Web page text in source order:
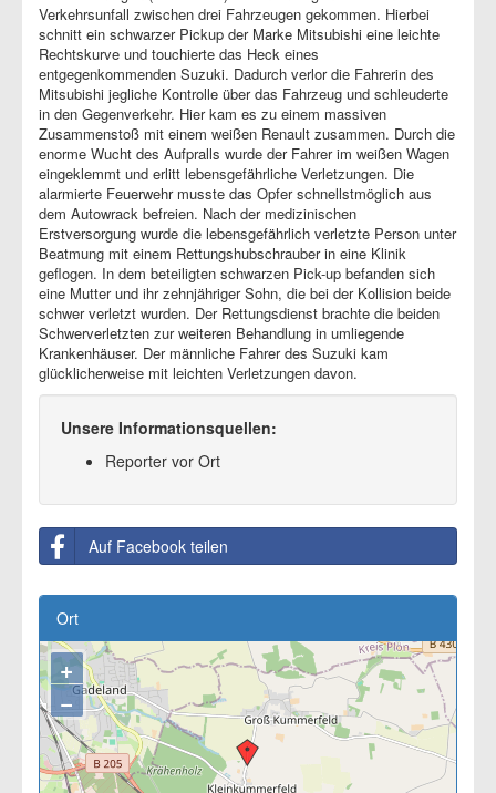
Verkehrsunfall zwischen drei Fahrzeugen gekommen. Hierbei
schnitt ein schwarzer Pickup der Marke Mitsubishi eine leichte
Rechtskurve und touchierte das Heck eines
entgegenkommenden Suzuki. Dadurch verlor die Fahrerin des
Mitsubishi jegliche Kontrolle über das Fahrzeug und schleuderte
in den Gegenverkehr. Hier kam es zu einem massiven
Zusammenstoß mit einem weißen Renault zusammen. Durch die
enorme Wucht des Aufpralls wurde der Fahrer im weißen Wagen
eingeklemmt und erlitt lebensgefährliche Verletzungen. Die
alarmierte Feuerwehr musste das Opfer schnellstmöglich aus
dem Autowrack befreien. Nach der medizinischen
Erstversorgung wurde die lebensgefährlich verletzte Person unter
Beatmung mit einem Rettungshubschrauber in eine Klinik
geflogen. In dem beteiligten schwarzen Pick-up befanden sich
eine Mutter und ihr zehnjähriger Sohn, die bei der Kollision beide
schwer verletzt wurden. Der Rettungsdienst brachte die beiden
Schwerverletzten zur weiteren Behandlung in umliegende
Krankenhäuser. Der männliche Fahrer des Suzuki kam
glücklicherweise mit leichten Verletzungen davon.
Unsere Informationsquellen:
Reporter vor Ort
Auf Facebook teilen
Ort
+
−